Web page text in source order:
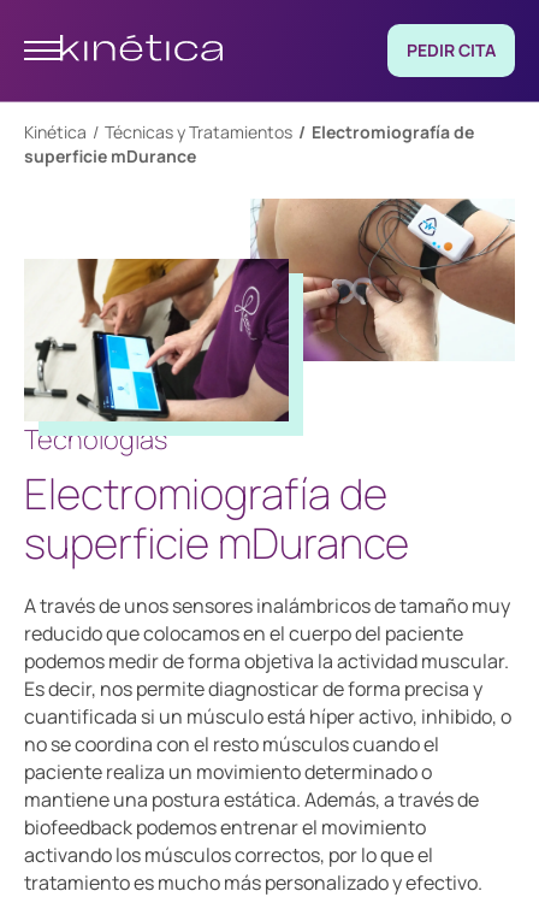
PEDIR CITA
Kinética Técnicas y Tratamientos
Electromiografía de
superficie mDurance
Tecnologías
Electromiografía de
superficie mDurance
A través de unos sensores inalámbricos de tamaño muy
reducido que colocamos en el cuerpo del paciente
podemos medir de forma objetiva la actividad muscular.
Es decir, nos permite diagnosticar de forma precisa y
cuantificada si un músculo está híper activo, inhibido, o
no se coordina con el resto músculos cuando el
paciente realiza un movimiento determinado o
mantiene una postura estática. Además, a través de
biofeedback podemos entrenar el movimiento
activando los músculos correctos, por lo que el
tratamiento es mucho más personalizado y efectivo.